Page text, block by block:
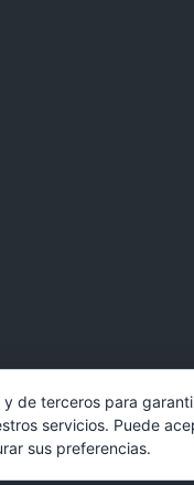
de terceros para
servicios. Puede
sus preferencias.